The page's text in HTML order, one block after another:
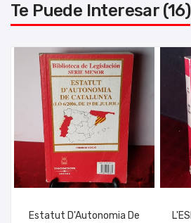
Te Puede Interesar (16)
Estatut D'Autonomia De